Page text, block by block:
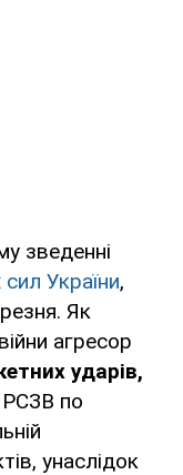
зведенні
України,
Як
агресор
ударів,
РСЗВ по
унаслідок